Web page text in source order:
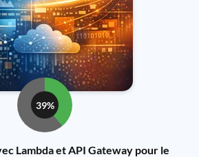
39%
Lambda et API Gateway pour le